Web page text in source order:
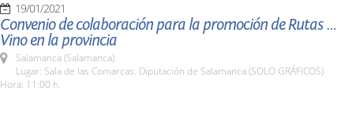
19/01/2021
Convenio de colaboración para la promoción de Rutas del
Vino en la provincia
Salamanca (Salamanca)
Lugar: Sala de las Comarcas. Diputación de Salamanca (SOLO GRÁFICOS)
Hora: 11:00 h.